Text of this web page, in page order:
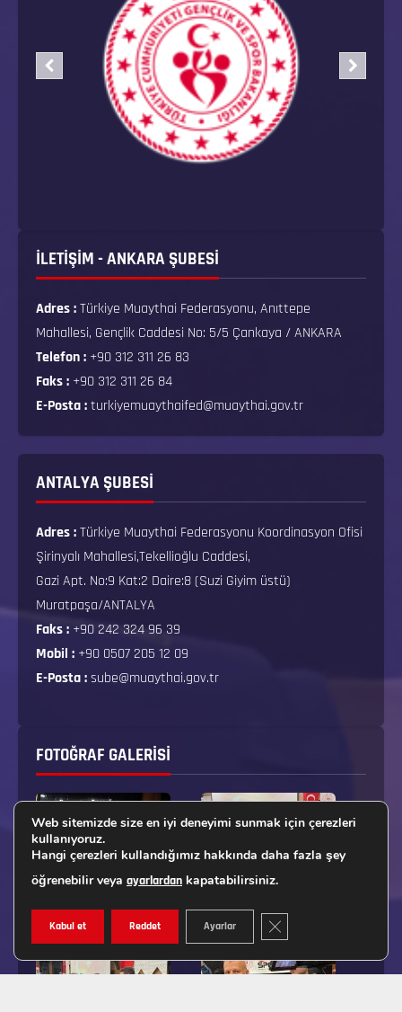
İLETİŞİM - ANKARA ŞUBESİ
Adres :Türkiye Muaythai Federasyonu, Anıttepe
Mahallesi, Gençlik Caddesi No: 5/5 Çankaya / ANKARA
Telefon : +90 312 311 26 83
Faks : +90 312 311 26 84
E-Posta :turkiyemuaythaifed@muaythai.gov.tr
ANTALYA ŞUBESİ
Adres :Türkiye Muaythai Federasyonu Koordinasyon Ofisi
Şirinyalı Mahallesi,Tekellioğlu Caddesi,
Gazi Apt. No:9 Kat:2 Daire:8 (Suzi Giyim üstü)
Muratpaşa/ANTALYA
Faks : +90 242 324 96 39
Mobil : +90 0507 205 12 09
E-Posta :sube@muaythai.gov.tr
FOTOĞRAF GALERISI
Web sitemizde size en iyi deneyimi sunmak için çerezleri
kullanıyoruz.
Hangi çerezleri kullandığımız hakkında daha fazla şey
öğrenebilir veya ayarlardan kapatabilirsiniz.
Kabul et Reddet Ayarlar GDPR ÇEREZ ŞERIDINI